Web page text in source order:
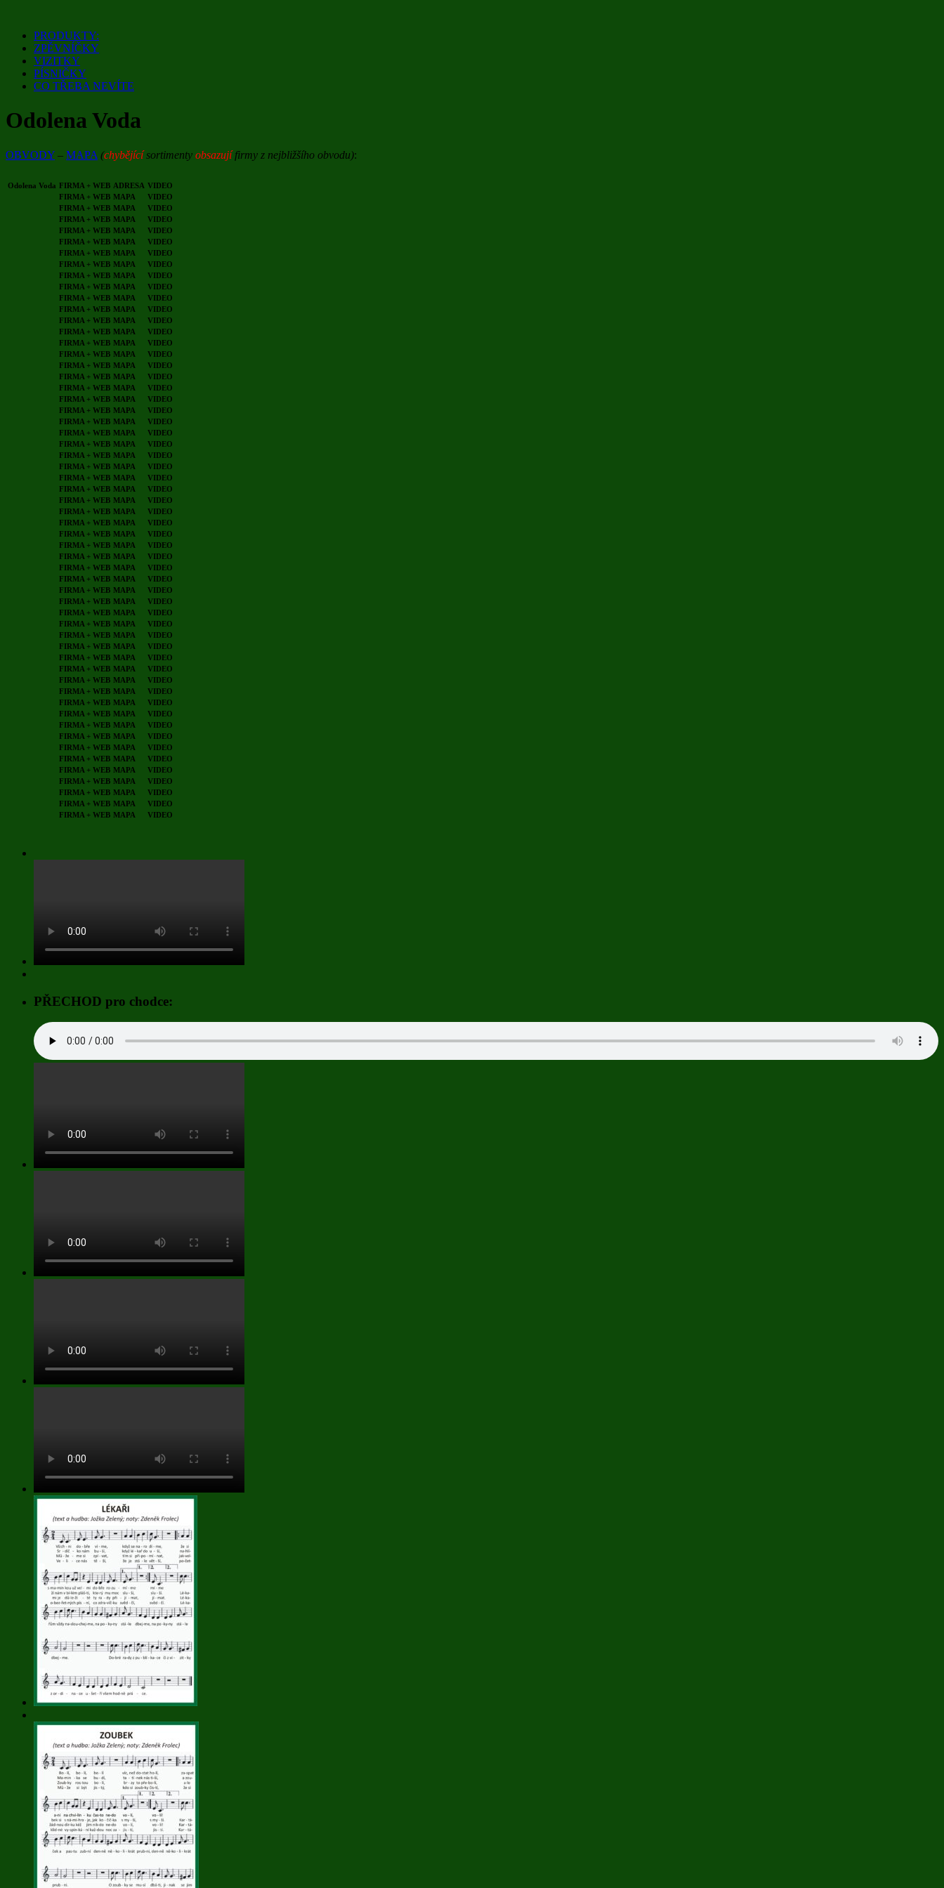
obsahu
webu
PRODUKTY:
ZPĚVNÍČKY
VIZITKY
PÍSNIČKY
CO TŘEBA NEVÍTE
Odolena Voda
OBVODY – MAPA (chybějícísortimenty obsazujífirmy z nejbližšího obvodu):
Odolena Voda FIRMA + WEB ADRESA VIDEO
FIRMA + WEB MAPA
VIDEO
FIRMA + WEB MAPA
VIDEO
FIRMA + WEB MAPA
VIDEO
FIRMA + WEB MAPA
VIDEO
FIRMA + WEB MAPA
VIDEO
FIRMA + WEB MAPA
VIDEO
FIRMA + WEB MAPA
VIDEO
FIRMA + WEB MAPA
VIDEO
FIRMA + WEB MAPA
VIDEO
FIRMA + WEB MAPA
VIDEO
FIRMA + WEB MAPA
VIDEO
FIRMA + WEB MAPA
VIDEO
FIRMA + WEB MAPA
VIDEO
FIRMA + WEB MAPA
VIDEO
FIRMA + WEB MAPA
VIDEO
FIRMA + WEB MAPA
VIDEO
FIRMA + WEB MAPA
VIDEO
FIRMA + WEB MAPA
VIDEO
FIRMA + WEB MAPA
VIDEO
FIRMA + WEB MAPA
VIDEO
FIRMA + WEB MAPA
VIDEO
FIRMA + WEB MAPA
VIDEO
FIRMA + WEB MAPA
VIDEO
FIRMA + WEB MAPA
VIDEO
FIRMA + WEB MAPA
VIDEO
FIRMA + WEB MAPA
VIDEO
FIRMA + WEB MAPA
VIDEO
FIRMA + WEB MAPA
VIDEO
FIRMA + WEB MAPA
VIDEO
FIRMA + WEB MAPA
VIDEO
FIRMA + WEB MAPA
VIDEO
FIRMA + WEB MAPA
VIDEO
FIRMA + WEB MAPA
VIDEO
FIRMA + WEB MAPA
VIDEO
FIRMA + WEB MAPA
VIDEO
FIRMA + WEB MAPA
VIDEO
FIRMA + WEB MAPA
VIDEO
FIRMA + WEB MAPA
VIDEO
FIRMA + WEB MAPA
VIDEO
FIRMA + WEB MAPA
VIDEO
FIRMA + WEB MAPA
VIDEO
FIRMA + WEB MAPA
VIDEO
FIRMA + WEB MAPA
VIDEO
FIRMA + WEB MAPA
VIDEO
FIRMA + WEB MAPA
VIDEO
FIRMA + WEB MAPA
VIDEO
FIRMA + WEB MAPA
VIDEO
FIRMA + WEB MAPA
VIDEO
FIRMA + WEB MAPA
VIDEO
FIRMA + WEB MAPA
VIDEO
FIRMA + WEB MAPA
VIDEO
FIRMA + WEB MAPA
VIDEO
FIRMA + WEB MAPA
VIDEO
FIRMA + WEB MAPA
VIDEO
FIRMA + WEB MAPA
VIDEO
FIRMA + WEB MAPA VIDEO
PŘECHOD pro chodce: